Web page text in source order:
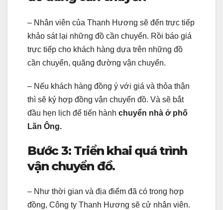
– Nhân viên của Thanh Hương sẽ đến trực tiếp
khảo sát lại những đồ cần chuyển. Rồi báo giá
trực tiếp cho khách hàng dựa trên những đồ
cần chuyển, quãng đường vận chuyển.
– Nếu khách hàng đồng ý với giá và thỏa thận
thì sẽ ký hợp đồng vận chuyển đồ. Và sẽ bắt
đầu hẹn lịch để tiến hành chuyển nhà ở phố
Lãn Ông.
Bước 3: Triển khai quá trình
vận chuyển đồ.
– Như thời gian và địa điểm đã có trong hợp
đồng, Công ty Thanh Hương sẽ cử nhân viên.